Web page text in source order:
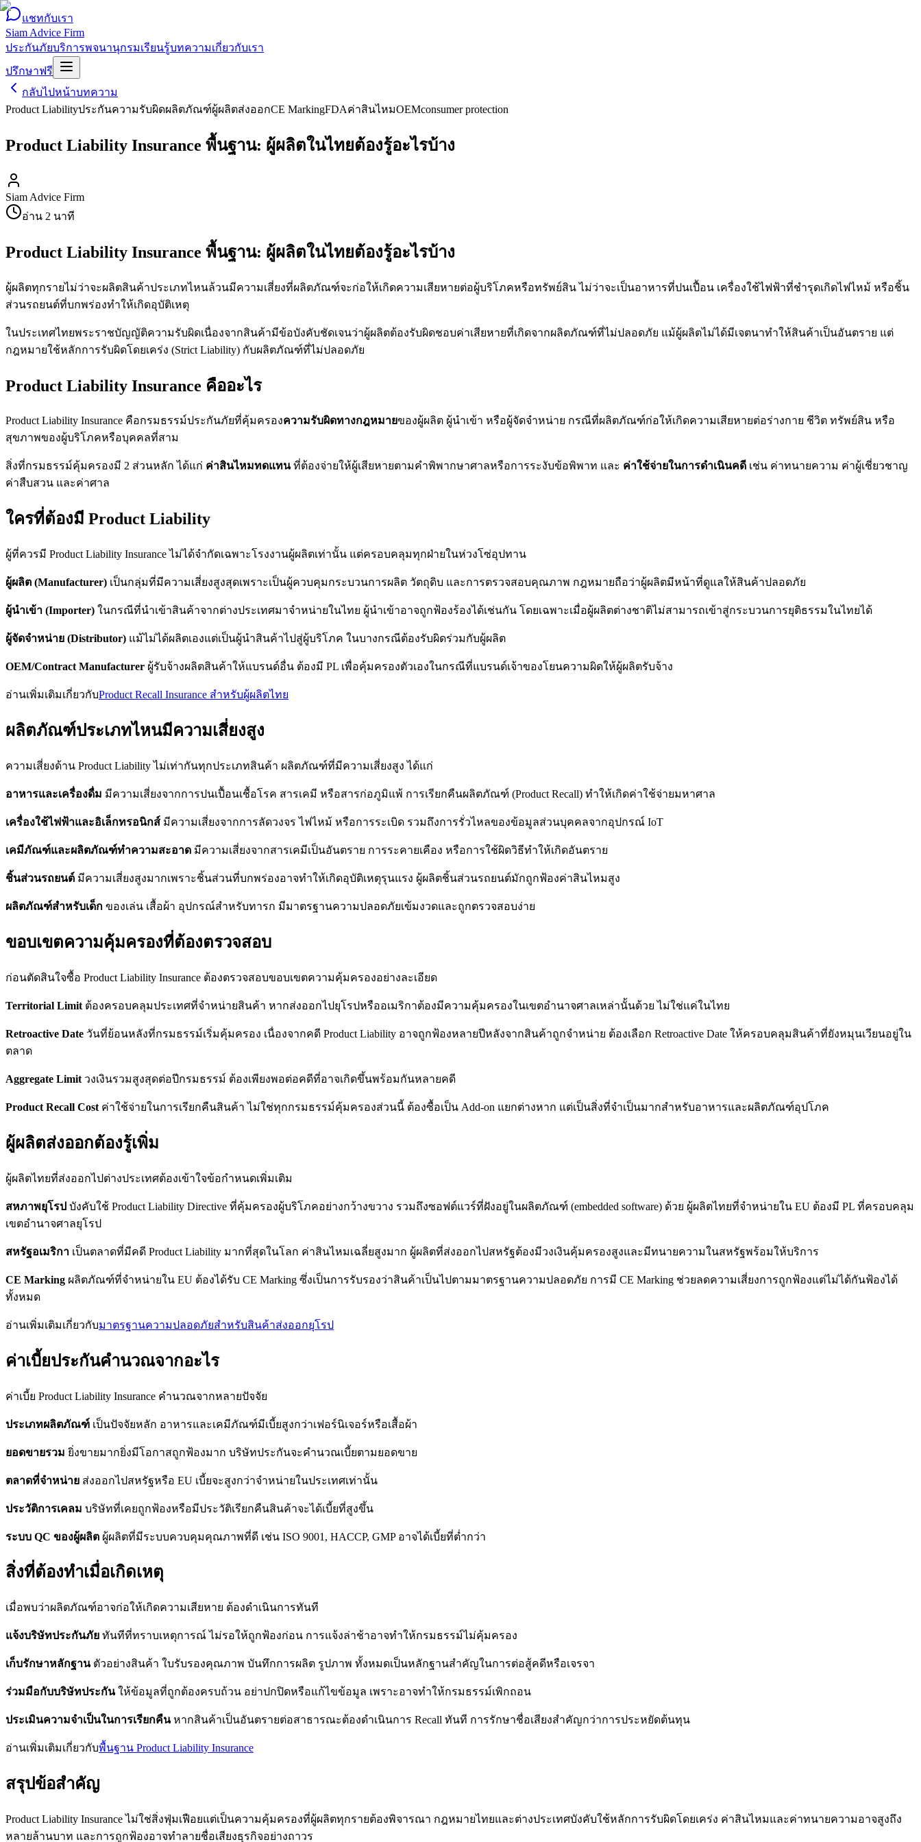
แชทกับเรา
Siam Advice Firm
ประกันภัยบริการพจนานุกรมเรียนรู้บทความเกี่ยวกับเรา
ปรึกษาฟรี
กลับไปหน้าบทความ
Product Liabilityประกันความรับผิดผลิตภัณฑ์ผู้ผลิตส่งออกCE MarkingFDAค่าสินไหมOEMconsumer protection
Product Liability Insurance พื้นฐาน: ผู้ผลิตในไทยต้องรู้อะไรบ้าง
Siam Advice Firm
อ่าน 2 นาที
Product Liability Insurance พื้นฐาน: ผู้ผลิตในไทยต้องรู้อะไรบ้าง
ผู้ผลิตทุกรายไม่ว่าจะผลิตสินค้าประเภทไหนล้วนมีความเสี่ยงที่ผลิตภัณฑ์จะก่อให้เกิดความเสียหายต่อผู้บริโภคหรือทรัพย์สิน ไม่ว่าจะเป็นอาหารที่ปนเปื้อน เครื่องใช้ไฟฟ้าที่ชำรุดเกิดไฟไหม้ หรือชิ้น
ส่วนรถยนต์ที่บกพร่องทำให้เกิดอุบัติเหตุ
ในประเทศไทยพระราชบัญญัติความรับผิดเนื่องจากสินค้ามีข้อบังคับชัดเจนว่าผู้ผลิตต้องรับผิดชอบค่าเสียหายที่เกิดจากผลิตภัณฑ์ที่ไม่ปลอดภัย แม้ผู้ผลิตไม่ได้มีเจตนาทำให้สินค้าเป็นอันตราย แต่
กฎหมายใช้หลักการรับผิดโดยเคร่ง (Strict Liability) กับผลิตภัณฑ์ที่ไม่ปลอดภัย
Product Liability Insurance คืออะไร
Product Liability Insurance คือกรมธรรม์ประกันภัยที่คุ้มครองความรับผิดทางกฎหมายของผู้ผลิต ผู้นำเข้า หรือผู้จัดจำหน่าย กรณีที่ผลิตภัณฑ์ก่อให้เกิดความเสียหายต่อร่างกาย ชีวิต ทรัพย์สิน หรือ
สุขภาพของผู้บริโภคหรือบุคคลที่สาม
สิ่งที่กรมธรรม์คุ้มครองมี 2 ส่วนหลัก ได้แก่ ค่าสินไหมทดแทนที่ต้องจ่ายให้ผู้เสียหายตามคำพิพากษาศาลหรือการระงับข้อพิพาท และ ค่าใช้จ่ายในการดำเนินคดี เช่น ค่าทนายความ ค่าผู้เชี่ยวชาญ
ค่าสืบสวน และค่าศาล
ใครที่ต้องมี Product Liability
ผู้ที่ควรมี Product Liability Insurance ไม่ได้จำกัดเฉพาะโรงงานผู้ผลิตเท่านั้น แต่ครอบคลุมทุกฝ่ายในห่วงโซ่อุปทาน
ผู้ผลิต (Manufacturer) เป็นกลุ่มที่มีความเสี่ยงสูงสุดเพราะเป็นผู้ควบคุมกระบวนการผลิต วัตถุดิบ และการตรวจสอบคุณภาพ กฎหมายถือว่าผู้ผลิตมีหน้าที่ดูแลให้สินค้าปลอดภัย
ผู้นำเข้า (Importer) ในกรณีที่นำเข้าสินค้าจากต่างประเทศมาจำหน่ายในไทย ผู้นำเข้าอาจถูกฟ้องร้องได้เช่นกัน โดยเฉพาะเมื่อผู้ผลิตต่างชาติไม่สามารถเข้าสู่กระบวนการยุติธรรมในไทยได้
ผู้จัดจำหน่าย (Distributor) แม้ไม่ได้ผลิตเองแต่เป็นผู้นำสินค้าไปสู่ผู้บริโภค ในบางกรณีต้องรับผิดร่วมกับผู้ผลิต
OEM/Contract Manufacturer ผู้รับจ้างผลิตสินค้าให้แบรนด์อื่น ต้องมี PL เพื่อคุ้มครองตัวเองในกรณีที่แบรนด์เจ้าของโยนความผิดให้ผู้ผลิตรับจ้าง
อ่านเพิ่มเติมเกี่ยวกับProduct Recall Insurance สำหรับผู้ผลิตไทย
ผลิตภัณฑ์ประเภทไหนมีความเสี่ยงสูง
ความเสี่ยงด้าน Product Liability ไม่เท่ากันทุกประเภทสินค้า ผลิตภัณฑ์ที่มีความเสี่ยงสูง ได้แก่
อาหารและเครื่องดื่ม มีความเสี่ยงจากการปนเปื้อนเชื้อโรค สารเคมี หรือสารก่อภูมิแพ้ การเรียกคืนผลิตภัณฑ์ (Product Recall) ทำให้เกิดค่าใช้จ่ายมหาศาล
เครื่องใช้ไฟฟ้าและอิเล็กทรอนิกส์ มีความเสี่ยงจากการลัดวงจร ไฟไหม้ หรือการระเบิด รวมถึงการรั่วไหลของข้อมูลส่วนบุคคลจากอุปกรณ์ IoT
เคมีภัณฑ์และผลิตภัณฑ์ทำความสะอาด มีความเสี่ยงจากสารเคมีเป็นอันตราย การระคายเคือง หรือการใช้ผิดวิธีทำให้เกิดอันตราย
ชิ้นส่วนรถยนต์ มีความเสี่ยงสูงมากเพราะชิ้นส่วนที่บกพร่องอาจทำให้เกิดอุบัติเหตุรุนแรง ผู้ผลิตชิ้นส่วนรถยนต์มักถูกฟ้องค่าสินไหมสูง
ผลิตภัณฑ์สำหรับเด็ก ของเล่น เสื้อผ้า อุปกรณ์สำหรับทารก มีมาตรฐานความปลอดภัยเข้มงวดและถูกตรวจสอบง่าย
ขอบเขตความคุ้มครองที่ต้องตรวจสอบ
ก่อนตัดสินใจซื้อ Product Liability Insurance ต้องตรวจสอบขอบเขตความคุ้มครองอย่างละเอียด
Territorial Limit ต้องครอบคลุมประเทศที่จำหน่ายสินค้า หากส่งออกไปยุโรปหรืออเมริกาต้องมีความคุ้มครองในเขตอำนาจศาลเหล่านั้นด้วย ไม่ใช่แค่ในไทย
Retroactive Date วันที่ย้อนหลังที่กรมธรรม์เริ่มคุ้มครอง เนื่องจากคดี Product Liability อาจถูกฟ้องหลายปีหลังจากสินค้าถูกจำหน่าย ต้องเลือก Retroactive Date ให้ครอบคลุมสินค้าที่ยังหมุนเวียนอยู่ใน
ตลาด
Aggregate Limit วงเงินรวมสูงสุดต่อปีกรมธรรม์ ต้องเพียงพอต่อคดีที่อาจเกิดขึ้นพร้อมกันหลายคดี
Product Recall Cost ค่าใช้จ่ายในการเรียกคืนสินค้า ไม่ใช่ทุกกรมธรรม์คุ้มครองส่วนนี้ ต้องซื้อเป็น Add-on แยกต่างหาก แต่เป็นสิ่งที่จำเป็นมากสำหรับอาหารและผลิตภัณฑ์อุปโภค
ผู้ผลิตส่งออกต้องรู้เพิ่ม
ผู้ผลิตไทยที่ส่งออกไปต่างประเทศต้องเข้าใจข้อกำหนดเพิ่มเติม
สหภาพยุโรป บังคับใช้ Product Liability Directive ที่คุ้มครองผู้บริโภคอย่างกว้างขวาง รวมถึงซอฟต์แวร์ที่ฝังอยู่ในผลิตภัณฑ์ (embedded software) ด้วย ผู้ผลิตไทยที่จำหน่ายใน EU ต้องมี PL ที่ครอบคลุม
เขตอำนาจศาลยุโรป
สหรัฐอเมริกา เป็นตลาดที่มีคดี Product Liability มากที่สุดในโลก ค่าสินไหมเฉลี่ยสูงมาก ผู้ผลิตที่ส่งออกไปสหรัฐต้องมีวงเงินคุ้มครองสูงและมีทนายความในสหรัฐพร้อมให้บริการ
CE Marking ผลิตภัณฑ์ที่จำหน่ายใน EU ต้องได้รับ CE Marking ซึ่งเป็นการรับรองว่าสินค้าเป็นไปตามมาตรฐานความปลอดภัย การมี CE Marking ช่วยลดความเสี่ยงการถูกฟ้องแต่ไม่ได้กันฟ้องได้
ทั้งหมด
อ่านเพิ่มเติมเกี่ยวกับมาตรฐานความปลอดภัยสำหรับสินค้าส่งออกยุโรป
ค่าเบี้ยประกันคำนวณจากอะไร
ค่าเบี้ย Product Liability Insurance คำนวณจากหลายปัจจัย
ประเภทผลิตภัณฑ์ เป็นปัจจัยหลัก อาหารและเคมีภัณฑ์มีเบี้ยสูงกว่าเฟอร์นิเจอร์หรือเสื้อผ้า
ยอดขายรวม ยิ่งขายมากยิ่งมีโอกาสถูกฟ้องมาก บริษัทประกันจะคำนวณเบี้ยตามยอดขาย
ตลาดที่จำหน่าย ส่งออกไปสหรัฐหรือ EU เบี้ยจะสูงกว่าจำหน่ายในประเทศเท่านั้น
ประวัติการเคลม บริษัทที่เคยถูกฟ้องหรือมีประวัติเรียกคืนสินค้าจะได้เบี้ยที่สูงขึ้น
ระบบ QC ของผู้ผลิต ผู้ผลิตที่มีระบบควบคุมคุณภาพที่ดี เช่น ISO 9001, HACCP, GMP อาจได้เบี้ยที่ต่ำกว่า
สิ่งที่ต้องทำเมื่อเกิดเหตุ
เมื่อพบว่าผลิตภัณฑ์อาจก่อให้เกิดความเสียหาย ต้องดำเนินการทันที
แจ้งบริษัทประกันภัย ทันทีที่ทราบเหตุการณ์ ไม่รอให้ถูกฟ้องก่อน การแจ้งล่าช้าอาจทำให้กรมธรรม์ไม่คุ้มครอง
เก็บรักษาหลักฐานตัวอย่างสินค้า ใบรับรองคุณภาพ บันทึกการผลิต รูปภาพ ทั้งหมดเป็นหลักฐานสำคัญในการต่อสู้คดีหรือเจรจา
ร่วมมือกับบริษัทประกันให้ข้อมูลที่ถูกต้องครบถ้วน อย่าปกปิดหรือแก้ไขข้อมูล เพราะอาจทำให้กรมธรรม์เพิกถอน
ประเมินความจำเป็นในการเรียกคืนหากสินค้าเป็นอันตรายต่อสาธารณะต้องดำเนินการ Recall ทันที การรักษาชื่อเสียงสำคัญกว่าการประหยัดต้นทุน
อ่านเพิ่มเติมเกี่ยวกับพื้นฐาน Product Liability Insurance
สรุปข้อสำคัญ
Product Liability Insurance ไม่ใช่สิ่งฟุ่มเฟือยแต่เป็นความคุ้มครองที่ผู้ผลิตทุกรายต้องพิจารณา กฎหมายไทยและต่างประเทศบังคับใช้หลักการรับผิดโดยเคร่ง ค่าสินไหมและค่าทนายความอาจสูงถึง
หลายล้านบาท และการถูกฟ้องอาจทำลายชื่อเสียงธุรกิจอย่างถาวร